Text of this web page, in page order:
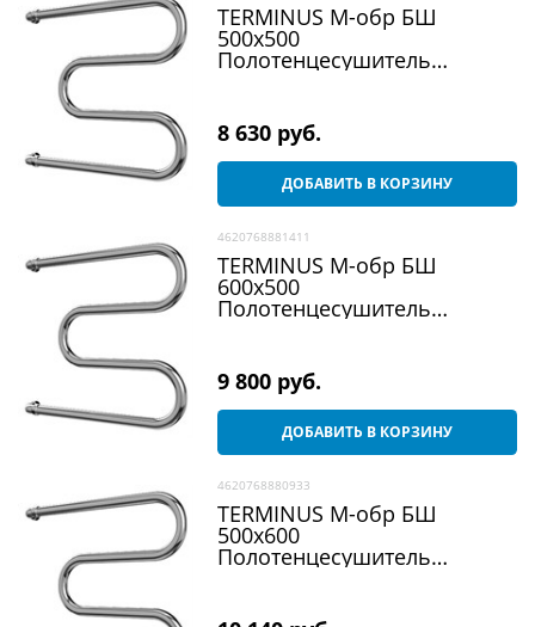
TERMINUS М-обр БШ
500х500
Полотенцесушитель
8 630 руб.
ДОБАВИТЬ В КОРЗИНУ
4620768881411
TERMINUS М-обр БШ
600х500
Полотенцесушитель
9 800 руб.
ДОБАВИТЬ В КОРЗИНУ
4620768880933
TERMINUS М-обр БШ
500х600
Полотенцесушитель